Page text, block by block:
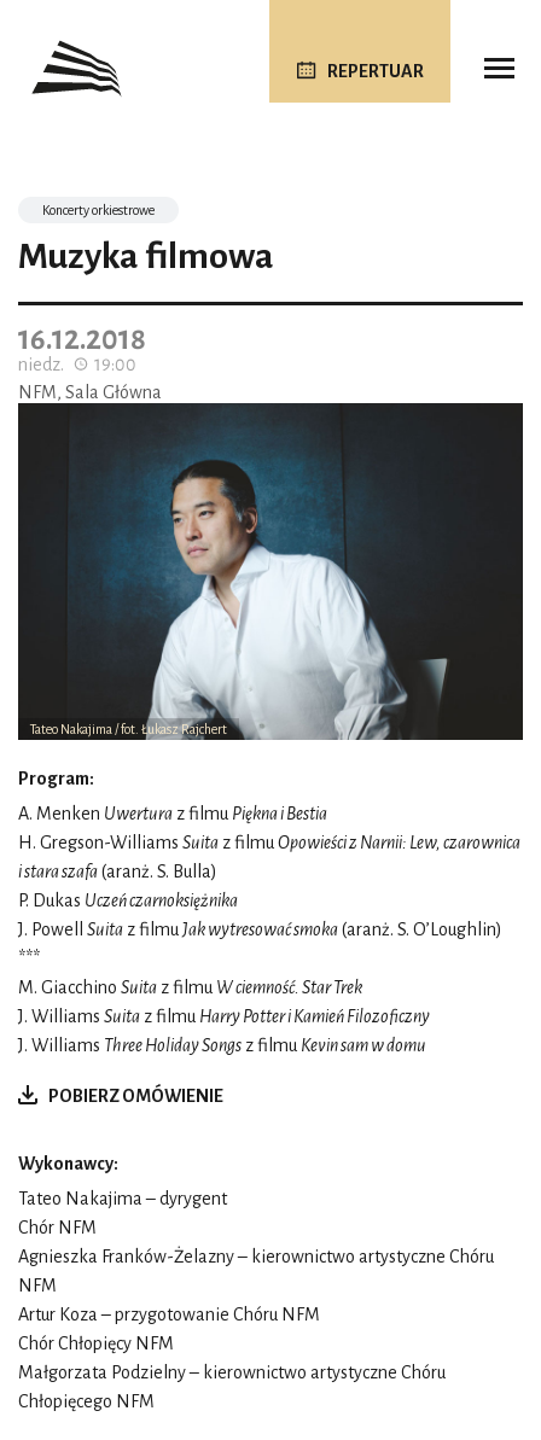
REPERTUAR
Tateo Nakajima / fot. Łukasz Rajchert
Koncerty orkiestrowe
Muzyka filmowa
16.12.2018
niedz.
19:00
NFM, Sala Główna
Program:
A. Menken Uwertura z filmu Piękna i Bestia
H. Gregson-Williams Suita z filmu Opowieści z Narnii: Lew, czarownica
i stara szafa(aranż. S. Bulla)
P. Dukas Uczeń czarnoksiężnika
J. Powell Suita z filmu Jak wytresować smoka(aranż. S. O’Loughlin)
***
M. Giacchino Suita z filmu W ciemność. Star Trek
J. Williams Suita z filmu Harry Potter i Kamień Filozoficzny
J. Williams Three Holiday Songs z filmu Kevin sam w domu
POBIERZ OMÓWIENIE
Wykonawcy:
Tateo Nakajima – dyrygent
Chór NFM
Agnieszka Franków-Żelazny– kierownictwo artystyczne Chóru
NFM
Artur Koza – przygotowanie Chóru NFM
Chór Chłopięcy NFM
Małgorzata Podzielny– kierownictwo artystyczne Chóru
Chłopięcego NFM